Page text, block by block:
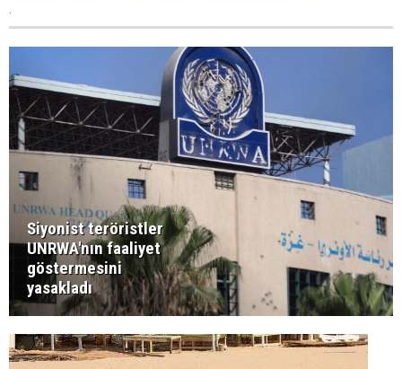
.
Siyonist teröristler
UNRWA'nın faaliyet
göstermesini
yasakladı